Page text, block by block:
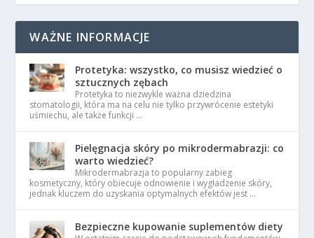
WAŻNE INFORMACJE
Protetyka: wszystko, co musisz wiedzieć o
sztucznych zębach
Protetyka to niezwykle ważna dziedzina
stomatologii, która ma na celu nie tylko przywrócenie estetyki
uśmiechu, ale także funkcji …
Pielęgnacja skóry po mikrodermabrazji: co
warto wiedzieć?
Mikrodermabrazja to popularny zabieg
kosmetyczny, który obiecuje odnowienie i wygładzenie skóry,
jednak kluczem do uzyskania optymalnych efektów jest …
Bezpieczne kupowanie suplementów diety